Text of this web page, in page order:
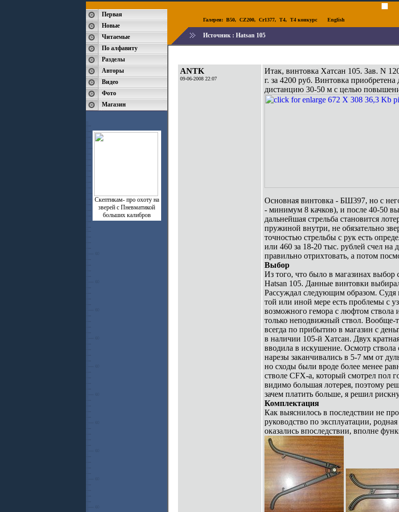
Первая
Новые
Читаемые
По алфавиту
Разделы
Авторы
Видео
Фото
Магазин
Скептикам- про охоту на
зверей с Пневматикой
больших калибров
Галереи: B50, CZ200, Cr1377, T4, T4 конкурс English
Источник : Hatsan 105
ANTK
09-06-2008 22:07
Итак, винтовка Хатсан 105. Зав. N
г. за 4200 руб. Винтовка
дистанцию 30-50 м с целью
Основная винтовка - БШ397, но с
- минимум 8 качков), и после 40-50
дальнейшая стрельба становится
пружиной внутри, не обязательно
точностью стрельбы с рук есть
или 460 за 18-20 тыс. рублей счел
правильно отрихтовать, а потом
Выбор
Из того, что было в магазинах выбор
Hatsan 105. Данные винтовки
Рассуждал следующим образом.
той или иной мере есть проблемы с
возможного гемора с люфтом ствола
только неподвижный ствол. Вообще-
всегда по прибытию в магазин с
в наличии 105-й Хатсан. Двух
вводила в искушение. Осмотр
нарезы заканчивались в 5-7 мм от
но сходы были вроде более менее
стволе CFX-а, который смотрел пол
видимо большая лотерея, поэтому
зачем платить больше, я решил
Комплектация
Как выяснилось в последствии не
руководство по эксплуатации,
оказались впоследствии, вполне